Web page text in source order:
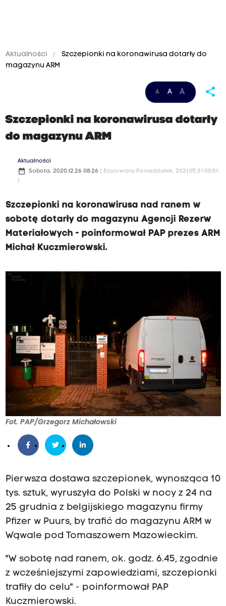
Aktualności
Szczepionki na koronawirusa dotarły do
magazynu ARM
A A A share
Szczepionki na koronawirusa dotarły
do magazynu ARM
Aktualności
date_range Sobota, 2020.12.26 08:26 ( Edytowany Poniedziałek, 2021.05.31 00:51
)
Szczepionki na koronawirusa nad ranem w
sobotę dotarły do magazynu Agencji Rezerw
Materiałowych - poinformował PAP prezes ARM
Michał Kuczmierowski.
Fot. PAP/Grzegorz Michałowski
Pierwsza dostawa szczepionek, wynosząca 10
tys. sztuk, wyruszyła do Polski w nocy z 24 na
25 grudnia z belgijskiego magazynu firmy
Pfizer w Puurs, by trafić do magazynu ARM w
Wąwale pod Tomaszowem Mazowieckim.
"W sobotę nad ranem, ok. godz. 6.45, zgodnie
z wcześniejszymi zapowiedziami, szczepionki
trafiły do celu" - poinformował PAP
Kuczmierowski.